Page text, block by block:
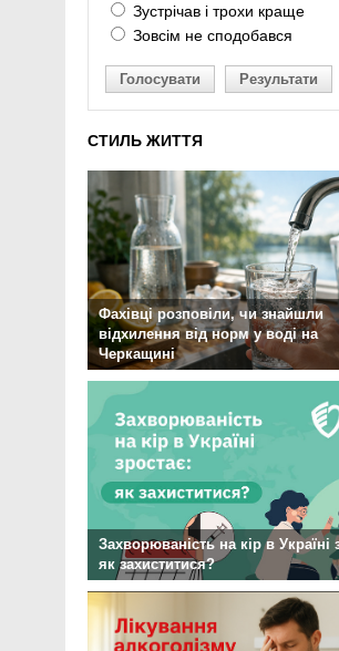
Зустрічав і трохи краще
Зовсім не сподобався
Голосувати Результати
СТИЛЬ ЖИТТЯ
Фахівці розповіли, чи знайшли
відхилення від норм у воді на
Черкащині
Захворюваність на кір в Україні
як захиститися?